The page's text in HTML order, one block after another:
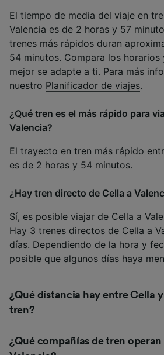
El tiempo de media del viaje en
Valencia es de 2 horas y 57
trenes más rápidos duran
54 minutos. Compara los
mejor se adapte a ti. Para más
nuestro Planificador de viajes.
¿Qué tren es el más rápido para
Valencia?
El trayecto en tren más rápido
es de 2 horas y 54 minutos.
¿Hay tren directo de Cella a
Sí, es posible viajar de Cella a
Hay 3 trenes directos de Cella a
días. Dependiendo de la hora y
posible que algunos días haya
¿Qué distancia hay entre Cella
tren?
¿Qué compañías de tren